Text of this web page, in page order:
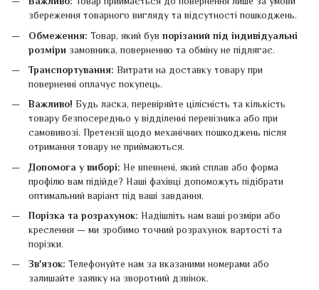
збереження товарного вигляду та відсутності пошкоджень.
Обмеження: Товар, який був порізаний під індивідуальні
розміри замовника, поверненню та обміну не підлягає.
Транспортування: Витрати на доставку товару при
поверненні оплачує покупець.
Важливо! Будь ласка, перевіряйте цілісність та кількість
товару безпосередньо у відділенні перевізника або при
самовивозі. Претензії щодо механічних пошкоджень після
отримання товару не приймаються.
Допомога у виборі: Не впевнені, який сплав або форма
профілю вам підійде? Наші фахівці допоможуть підібрати
оптимальний варіант під ваші завдання.
Порізка та розрахунок: Надішліть нам ваші розміри або
креслення — ми зробимо точний розрахунок вартості та
порізки.
Зв'язок: Телефонуйте нам за вказаними номерами або
залишайте заявку на зворотний дзвінок.